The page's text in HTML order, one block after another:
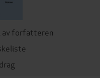
av forfatteren